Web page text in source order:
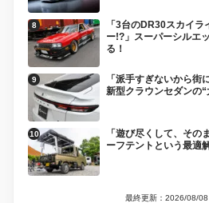
「3台のDR30スカイ
ー!?」スーパーシルエ
る！
「派手すぎないから
新型クラウンセダンの
「遊び尽くして、その
ーフテントという最適
最終更新：2026/08/